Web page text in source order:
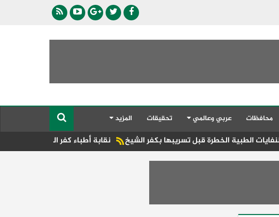
محافظات عربي وعالمي تحقيقات المزيد
نقابة أطباء كفر الشيخ تحتضن مؤتمرًا علميًا